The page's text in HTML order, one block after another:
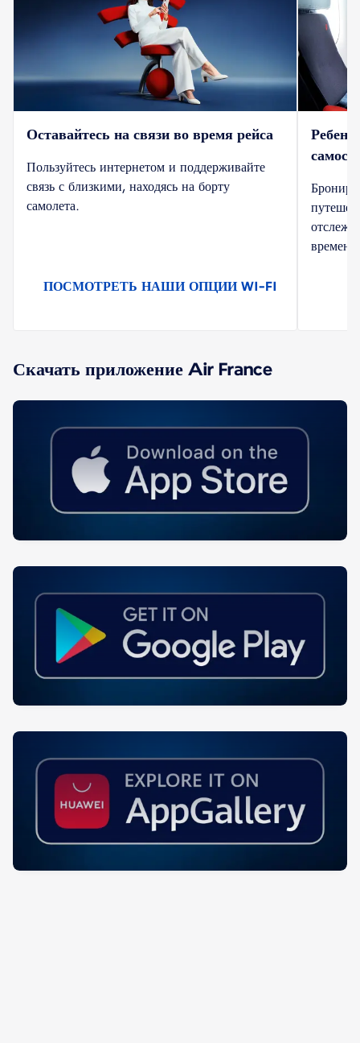
Оставайтесь на связи во время рейса
Пользуйтесь интернетом и поддерживайте
связь с близкими, находясь на борту
самолета.
ПОСМОТРЕТЬ НАШИ ОПЦИИ WI-FI
времени
Скачать приложение Air France